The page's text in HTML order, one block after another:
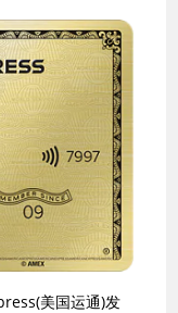
美国运通)发